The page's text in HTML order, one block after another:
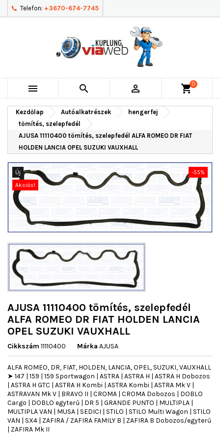
Telefon: +3670-674-7745
   shopping_cart0
Kezdőlap Autóalkatrészek
hengerfej
tömítés, szelepfedél
AJUSA 11110400 tömítés, szelepfedél ALFA ROMEO DR FIAT
HOLDEN LANCIA OPEL SUZUKI VAUXHALL
Új
-55%
Akciós!
AJUSA 11110400 tömítés, szelepfedél
ALFA ROMEO DR FIAT HOLDEN LANCIA
OPEL SUZUKI VAUXHALL
Cikkszám 11110400 Márka AJUSA
ALFA ROMEO, DR, FIAT, HOLDEN, LANCIA, OPEL, SUZUKI, VAUXHALL
➤ 147 | 159 | 159 Sportwagon | ASTRA | ASTRA H | ASTRA H Dobozos
| ASTRA H GTC | ASTRA H Kombi | ASTRA Kombi | ASTRA Mk V |
ASTRAVAN Mk V | BRAVO II | CROMA | CROMA Dobozos | DOBLO
Cargo | DOBLO egyterű | DR 5 | GRANDE PUNTO | MULTIPLA |
MULTIPLA VAN | MUSA | SEDICI | STILO | STILO Multi Wagon | STILO
VAN | SX4 | ZAFIRA / ZAFIRA FAMILY B | ZAFIRA B Dobozos/egyterű
| ZAFIRA Mk II